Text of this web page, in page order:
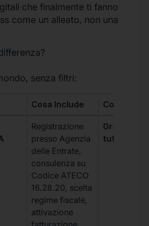
che finalmente ti fanno
come un alleato, non una
senza filtri:
Cosa Include Costo
Registrazione
presso Agenzia
delle Entrate,
consulenza su
Codice ATECO
16.28.20, scelta
regime fiscale,
attivazione
Gratis,
tutti i piani